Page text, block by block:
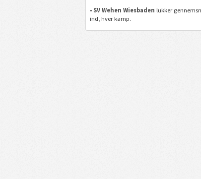
• SV Wehen Wiesbaden lukker
ind, hver kamp.